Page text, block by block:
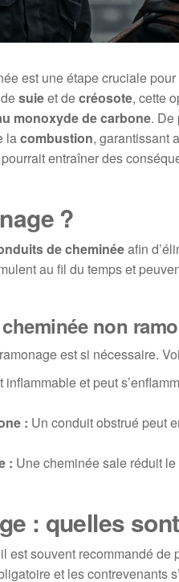
est une étape cruciale
suieet decréosote, cette
monoxyde de carbone. De
lacombustion, garantissant
entraîner des
?
de cheminéeafin
au fil du temps et
non
est si nécessaire.
et peut
: Un conduit obstrué peut
: Une cheminée sale réduit
: quelles
est souvent recommandé de
et les contrevenants